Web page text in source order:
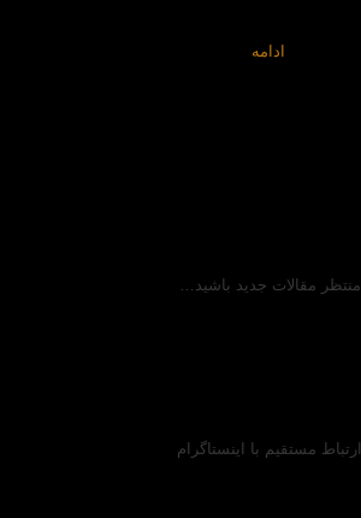
ادامه
منتظر مقالات جدید باشید…
ارتباط مستقیم با اینستاگرام